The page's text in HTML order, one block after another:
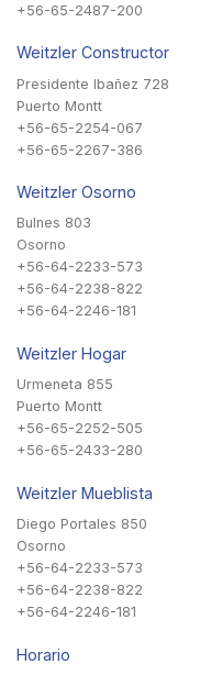
+56-65-2487-200
Weitzler Constructor
Presidente Ibañez 728
Puerto Montt
+56-65-2254-067
+56-65-2267-386
Weitzler Osorno
Bulnes 803
Osorno
+56-64-2233-573
+56-64-2238-822
+56-64-2246-181
Weitzler Hogar
Urmeneta 855
Puerto Montt
+56-65-2252-505
+56-65-2433-280
Weitzler Mueblista
Diego Portales 850
Osorno
+56-64-2233-573
+56-64-2238-822
+56-64-2246-181
Horario